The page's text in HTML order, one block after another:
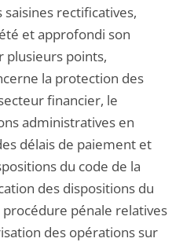
rectificatives,
et approfondi son
plusieurs points,
la protection des
financier, le
administratives en
délais de paiement et
du code de la
des dispositions du
pénale relatives
des opérations sur